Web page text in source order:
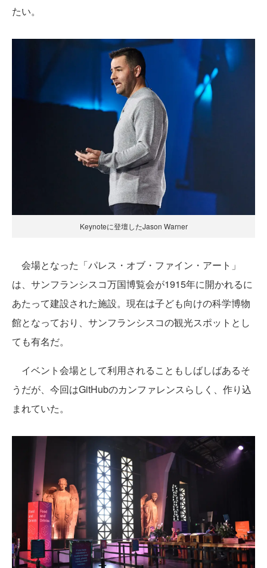
たい。
Keynoteに登壇したJason Warner
会場となった「パレス・オブ・ファイン・アート」
は、サンフランシスコ万国博覧会が1915年に開かれるに
あたって建設された施設。現在は子ども向けの科学博物
館となっており、サンフランシスコの観光スポットとし
ても有名だ。
イベント会場として利用されることもしばしばあるそ
うだが、今回はGitHubのカンファレンスらしく、作り込
まれていた。